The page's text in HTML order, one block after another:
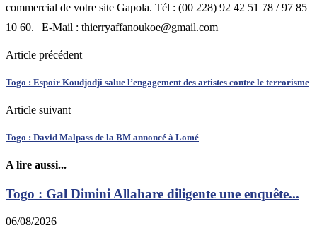
commercial de votre site Gapola. Tél : (00 228) 92 42 51 78 / 97 85
10 60. | E-Mail : thierryaffanoukoe@gmail.com
Article précédent
Togo : Espoir Koudjodji salue l’engagement des artistes contre le terrorisme
Article suivant
Togo : David Malpass de la BM annoncé à Lomé
A lire aussi...
Togo : Gal Dimini Allahare diligente une enquête...
06/08/2026